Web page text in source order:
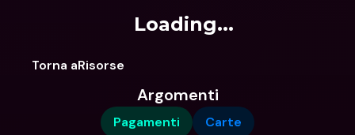
Loading...
Torna aRisorse
Argomenti
Pagamenti Carte